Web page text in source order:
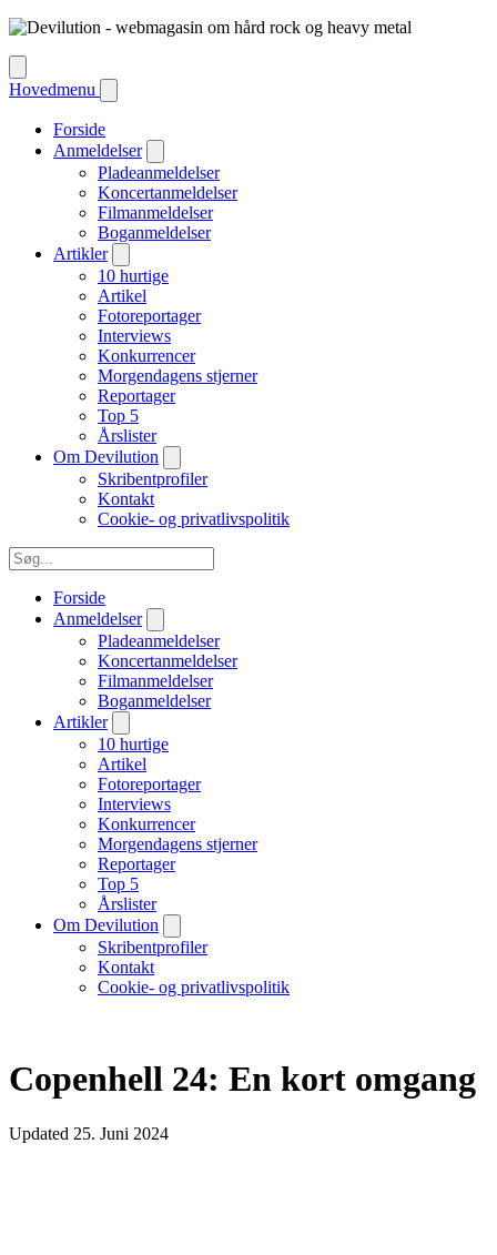
Hovedmenu
Forside
Anmeldelser
Pladeanmeldelser
Koncertanmeldelser
Filmanmeldelser
Boganmeldelser
Artikler
10 hurtige
Artikel
Fotoreportager
Interviews
Konkurrencer
Morgendagens stjerner
Reportager
Top 5
Årslister
Om Devilution
Skribentprofiler
Kontakt
Cookie- og privatlivspolitik
Forside
Anmeldelser
Pladeanmeldelser
Koncertanmeldelser
Filmanmeldelser
Boganmeldelser
Artikler
10 hurtige
Artikel
Fotoreportager
Interviews
Konkurrencer
Morgendagens stjerner
Reportager
Top 5
Årslister
Om Devilution
Skribentprofiler
Kontakt
Cookie- og privatlivspolitik
Copenhell 24: En kort omgang
Updated 25. Juni 2024